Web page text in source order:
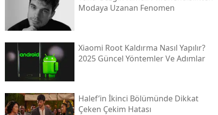
Modaya Uzanan Fenomen
Xiaomi Root Kaldırma Nasıl Yapılır?
2025 Güncel Yöntemler Ve Adımlar
Halef’in İkinci Bölümünde Dikkat
Çeken Çekim Hatası